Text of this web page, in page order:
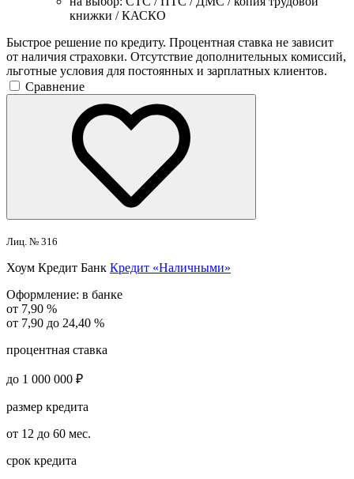
книжки / КАСКО
Быстрое решение по кредиту. Процентная ставка не зависит
от наличия страховки. Отсутствие дополнительных комиссий,
льготные условия для постоянных и зарплатных клиентов.
Сравнение
Лиц. № 316
Хоум Кредит Банк Кредит «Наличными»
Оформление: в банке
от 7,90 %
от 7,90 до 24,40 %
процентная ставка
до 1 000 000 ₽
размер кредита
от 12 до 60 мес.
срок кредита